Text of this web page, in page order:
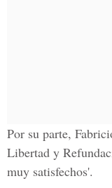
Por su parte,
Libertad y
muy satisfechos'.